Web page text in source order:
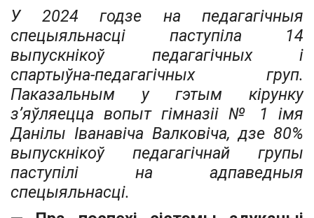
У 2024 годзе на педагагічныя
спецыяльнасці паступіла 14
выпускнікоў педагагічных і
спартыўна-педагагічных груп.
Паказальным у гэтым кірунку
з’яўляецца вопыт гімназіі № 1 імя
Данілы Іванавіча Валковіча, дзе 80%
выпускнікоў педагагічнай групы
паступілі на адпаведныя
спецыяльнасці.